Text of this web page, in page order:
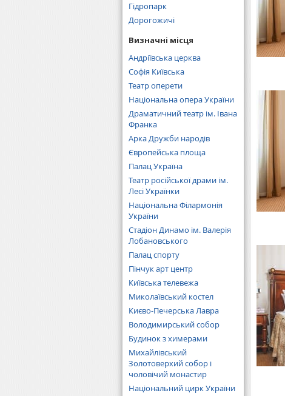
Гідропарк
Дорогожичі
Визначні місця
Андріївська церква
Софія Київська
Театр оперети
Національна опера України
Драматичний театр ім. Івана
Франка
Арка Дружби народів
Європейська площа
Палац Україна
Театр російської драми ім.
Лесі Українки
Національна Філармонія
України
Стадіон Динамо ім. Валерія
Лобановського
Палац спорту
Пінчук арт центр
Київська телевежа
Миколаївський костел
Києво-Печерська Лавра
Володимирський собор
Будинок з химерами
Михайлівський
Золотоверхий собор і
чоловічий монастир
Національний цирк України